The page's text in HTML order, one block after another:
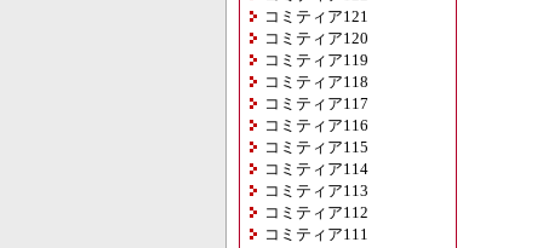
コミティア121
コミティア120
コミティア119
コミティア118
コミティア117
コミティア116
コミティア115
コミティア114
コミティア113
コミティア112
コミティア111